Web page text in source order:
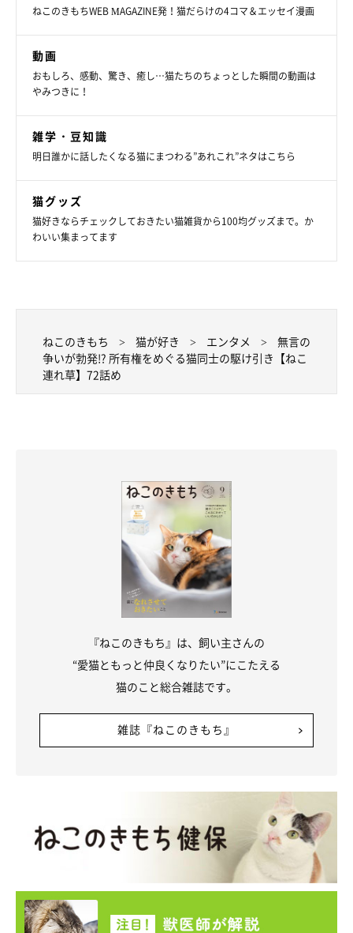
ねこのきもちWEB MAGAZINE発！猫だらけの4コマ＆エッセイ漫画
動画
おもしろ、感動、驚き、癒し…猫たちのちょっとした瞬間の動画は
やみつきに！
雑学・豆知識
明日誰かに話したくなる猫にまつわる”あれこれ”ネタはこちら
猫グッズ
猫好きならチェックしておきたい猫雑貨から100均グッズまで。か
わいい集まってます
ねこのきもち 猫が好き エンタメ
無言の
争いが勃発!? 所有権をめぐる猫同士の駆け引き【ねこ
連れ草】72話め
『ねこのきもち』は、飼い主さんの
“愛猫ともっと仲良くなりたい”にこたえる
猫のこと総合雑誌です。
雑誌『ねこのきもち』